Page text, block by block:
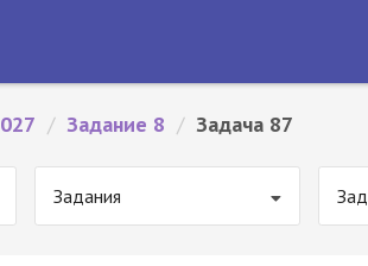
/ Задание 8 / Задача 87
Задания